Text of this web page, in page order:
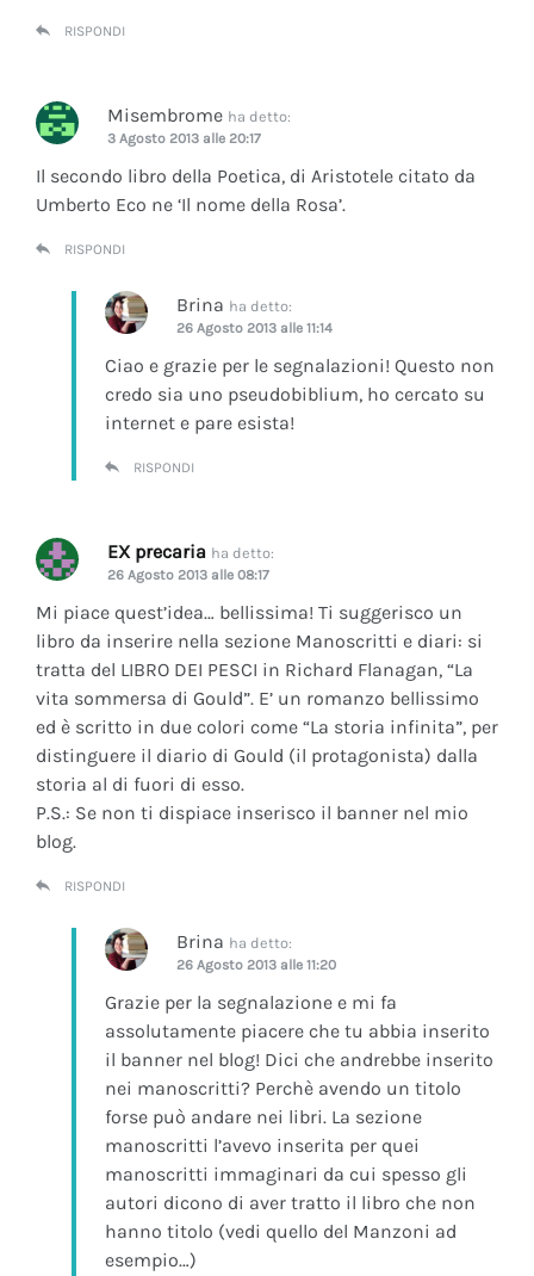
RISPONDI
Misembrome ha detto:
3 Agosto 2013 alle 20:17
Il secondo libro della Poetica, di Aristotele citato da
Umberto Eco ne ‘Il nome della Rosa’.
RISPONDI
Brina ha detto:
26 Agosto 2013 alle 11:14
Ciao e grazie per le segnalazioni! Questo non
credo sia uno pseudobiblium, ho cercato su
internet e pare esista!
RISPONDI
EX precaria ha detto:
26 Agosto 2013 alle 08:17
Mi piace quest’idea… bellissima! Ti suggerisco un
libro da inserire nella sezione Manoscritti e diari: si
tratta del LIBRO DEI PESCI in Richard Flanagan, “La
vita sommersa di Gould”. E’ un romanzo bellissimo
ed è scritto in due colori come “La storia infinita”, per
distinguere il diario di Gould (il protagonista) dalla
storia al di fuori di esso.
P.S.: Se non ti dispiace inserisco il banner nel mio
blog.
RISPONDI
Brina ha detto:
26 Agosto 2013 alle 11:20
Grazie per la segnalazione e mi fa
assolutamente piacere che tu abbia inserito
il banner nel blog! Dici che andrebbe inserito
nei manoscritti? Perchè avendo un titolo
forse può andare nei libri. La sezione
manoscritti l’avevo inserita per quei
manoscritti immaginari da cui spesso gli
autori dicono di aver tratto il libro che non
hanno titolo (vedi quello del Manzoni ad
esempio…)